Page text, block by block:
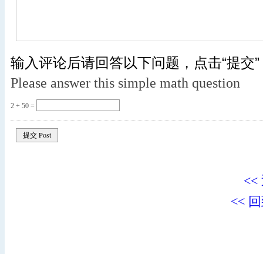
输入评论后请回答以下问题，点击“提交”
Please answer this simple math question
2 + 50 =
<<
<<